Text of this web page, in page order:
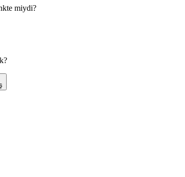
miydi?